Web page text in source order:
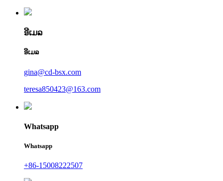
ອີເມລ
ອີເມລ
gina@cd-bsx.com
teresa850423@163.com
Whatsapp
Whatsapp
+86-15008222507